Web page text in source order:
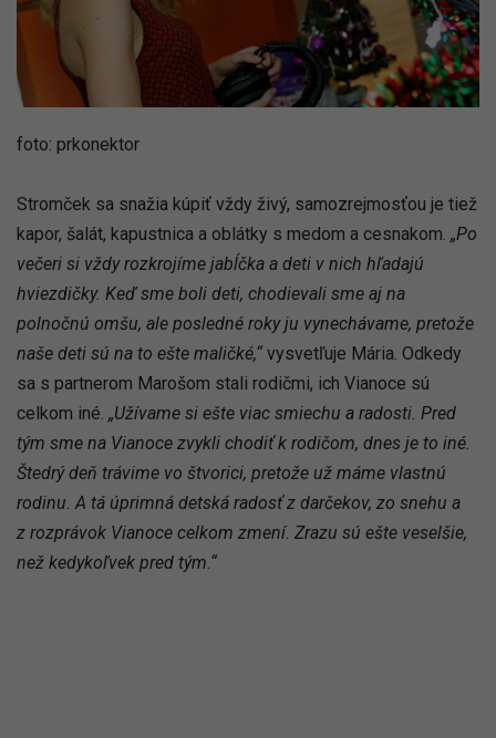
foto: prkonektor
Stromček sa snažia kúpiť vždy živý, samozrejmosťou je tiež
kapor, šalát, kapustnica a oblátky s medom a cesnakom. „Po
večeri si vždy rozkrojíme jabĺčka a deti v nich hľadajú
hviezdičky. Keď sme boli deti, chodievali sme aj na
polnočnú omšu, ale posledné roky ju vynechávame, pretože
naše deti sú na to ešte maličké,“ vysvetľuje Mária. Odkedy
sa s partnerom Marošom stali rodičmi, ich Vianoce sú
celkom iné. „Užívame si ešte viac smiechu a radosti. Pred
tým sme na Vianoce zvykli chodiť k rodičom, dnes je to iné.
Štedrý deň trávime vo štvorici, pretože už máme vlastnú
rodinu. A tá úprimná detská radosť z darčekov, zo snehu a
z rozprávok Vianoce celkom zmení. Zrazu sú ešte veselšie,
než kedykoľvek pred tým.“